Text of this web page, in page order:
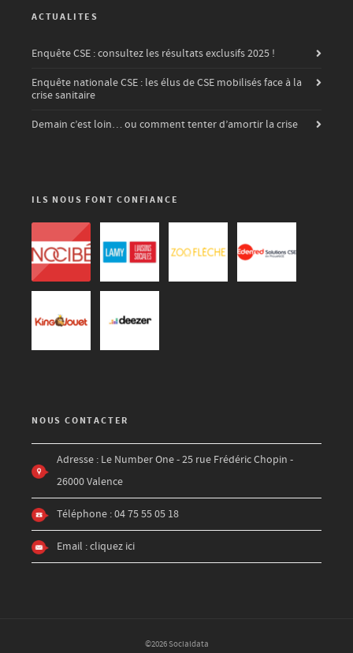
ACTUALITES
Enquête CSE : consultez les résultats exclusifs 2025 !
Enquête nationale CSE : les élus de CSE mobilisés face à la
crise sanitaire
Demain c’est loin… ou comment tenter d’amortir la crise
ILS NOUS FONT CONFIANCE
NOUS CONTACTER
Adresse : Le Number One - 25 rue Frédéric Chopin -
26000 Valence
Téléphone : 04 75 55 05 18
Email :cliquez ici
©2026 Socialdata